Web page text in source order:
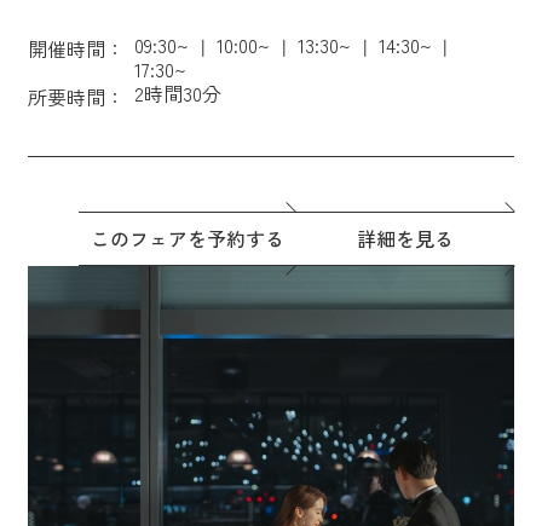
開催時間： 09:30~ 10:00~ 13:30~
14:30~
17:30~
所要時間：
2時間30分
このフェアを予約する 詳細を見る